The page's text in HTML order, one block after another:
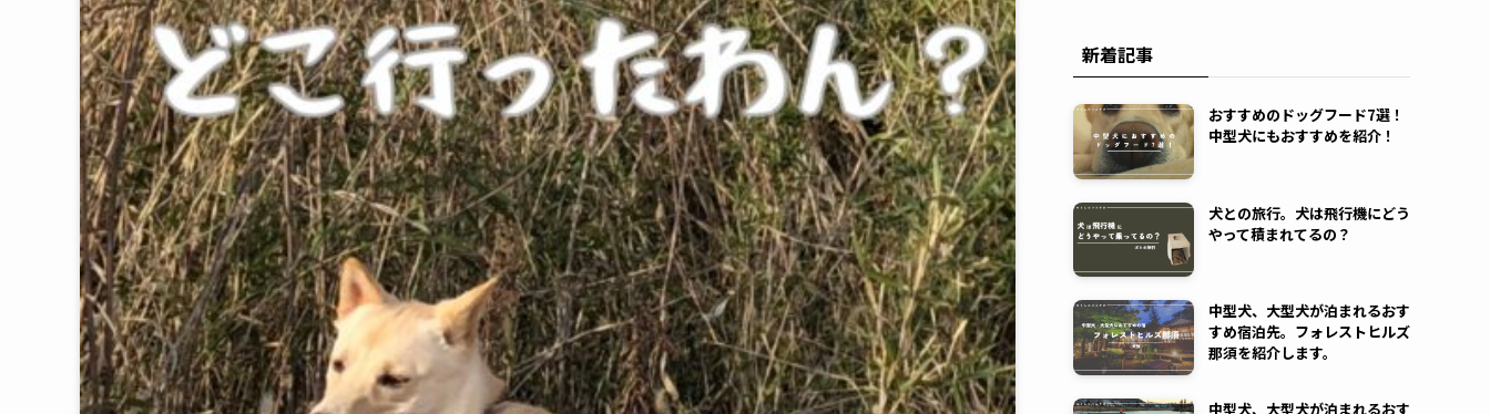
新着記事
おすすめのドッグフード7選！
中型犬にもおすすめを紹介！
犬との旅行。犬は飛行機にどう
やって積まれてるの？
中型犬、大型犬が泊まれるおす
すめ宿泊先。フォレストヒルズ
那須を紹介します。
中型犬、大型犬が泊まれるおす